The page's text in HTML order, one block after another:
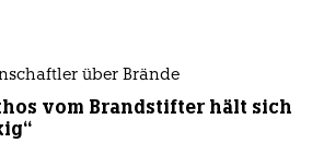
über Brände
vom Brandstifter hält sich